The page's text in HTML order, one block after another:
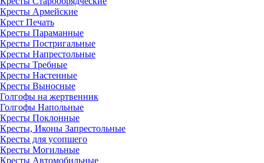
Кресты Армейские
Крест Печать
Кресты Параманные
Кресты Постригальные
Кресты Напрестольные
Кресты Требные
Кресты Настенные
Кресты Выносные
Голгофы на жертвенник
Голгофы Напольные
Кресты Поклонные
Кресты, Иконы Запрестольные
Кресты для усопшего
Кресты Могильные
Кресты Автомобильные